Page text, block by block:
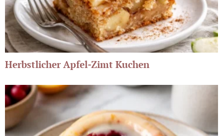
Herbstlicher Apfel-Zimt Kuchen